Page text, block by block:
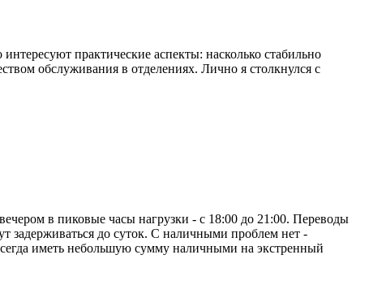
практические аспекты: насколько стабильно
обслуживания в отделениях. Лично я столкнулся с
в пиковые часы нагрузки - с 18:00 до 21:00. Переводы
задерживаться до суток. С наличными проблем нет -
иметь небольшую сумму наличными на экстренный